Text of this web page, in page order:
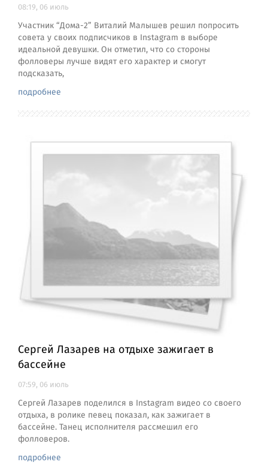
08:19, 06 июль
Участник “Дома-2” Виталий Малышев решил попросить
совета у своих подписчиков в Instagram в выборе
идеальной девушки. Он отметил, что со стороны
фолловеры лучше видят его характер и смогут
подсказать,
подробнее
Сергей Лазарев на отдыхе зажигает в
бассейне
07:59, 06 июль
Сергей Лазарев поделился в Instagram видео со своего
отдыха, в ролике певец показал, как зажигает в
бассейне. Танец исполнителя рассмешил его
фолловеров.
подробнее